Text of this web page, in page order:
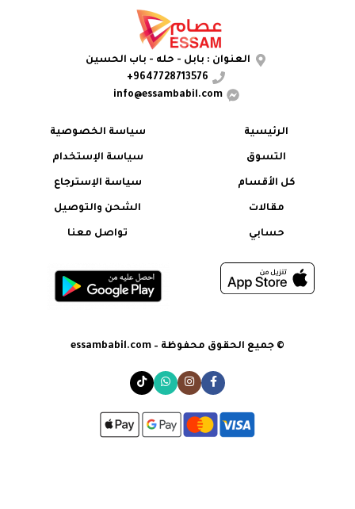
العنوان : بابل - حله - باب الحسين
9647728713576+
info@essambabil.com
الرئيسية
التسوق
كل الأقسام
مقالات
حسابي
سياسة الخصوصية
سياسة الإستخدام
سياسة الإسترجاع
الشحن والتوصيل
تواصل معنا
© جميع الحقوق محفوظة – essambabil.com